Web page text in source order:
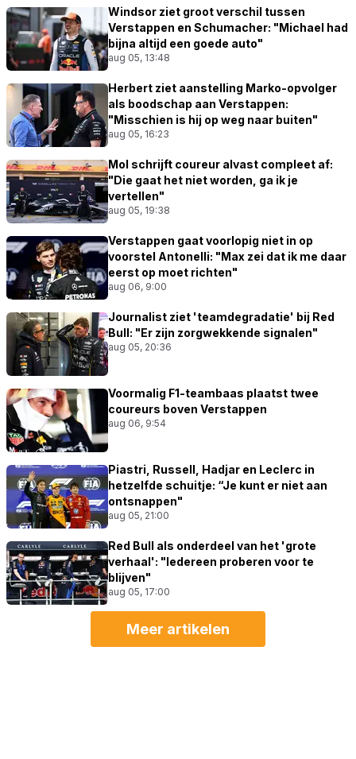
Windsor ziet groot verschil tussen
Verstappen en Schumacher: "Michael had
bijna altijd een goede auto"
aug 05, 13:48
Herbert ziet aanstelling Marko-opvolger
als boodschap aan Verstappen:
"Misschien is hij op weg naar buiten"
aug 05, 16:23
Mol schrijft coureur alvast compleet af:
"Die gaat het niet worden, ga ik je
vertellen"
aug 05, 19:38
Verstappen gaat voorlopig niet in op
voorstel Antonelli: "Max zei dat ik me daar
eerst op moet richten"
aug 06, 9:00
Journalist ziet 'teamdegradatie' bij Red
Bull: "Er zijn zorgwekkende signalen"
aug 05, 20:36
Voormalig F1-teambaas plaatst twee
coureurs boven Verstappen
aug 06, 9:54
Piastri, Russell, Hadjar en Leclerc in
hetzelfde schuitje: “Je kunt er niet aan
ontsnappen"
aug 05, 21:00
Red Bull als onderdeel van het 'grote
verhaal': "Iedereen proberen voor te
blijven"
aug 05, 17:00
Meer artikelen